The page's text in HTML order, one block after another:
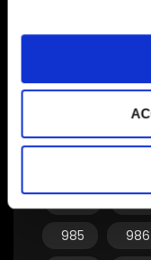
955
956
970
971
985
986